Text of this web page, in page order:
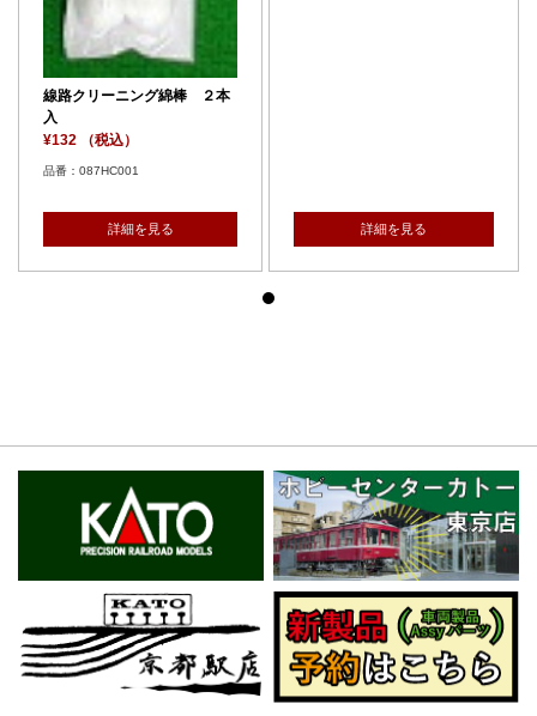
線路クリーニング綿棒 ２本
入
¥132 （税込）
品番：087HC001
詳細を見る 詳細を見る